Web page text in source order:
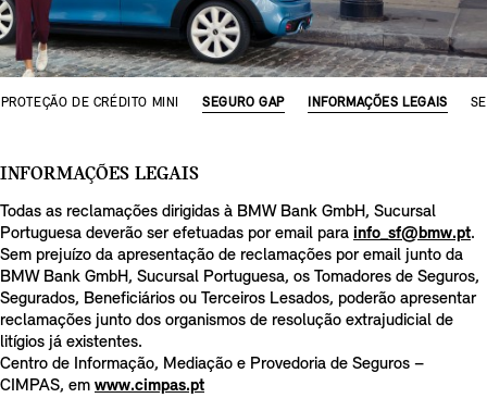
PROTEÇÃO DE CRÉDITO MINI SEGURO GAP INFORMAÇÕES LEGAIS
INFORMAÇÕES LEGAIS
Todas as reclamações dirigidas à BMW Bank GmbH, Sucursal
Portuguesa deverão ser efetuadas por email para info_sf@bmw.pt.
Sem prejuízo da apresentação de reclamações por email junto da
BMW Bank GmbH, Sucursal Portuguesa, os Tomadores de Seguros,
Segurados, Beneficiários ou Terceiros Lesados, poderão apresentar
reclamações junto dos organismos de resolução extrajudicial de
litígios já existentes.
Centro de Informação, Mediação e Provedoria de Seguros –
CIMPAS, em www.cimpas.pt